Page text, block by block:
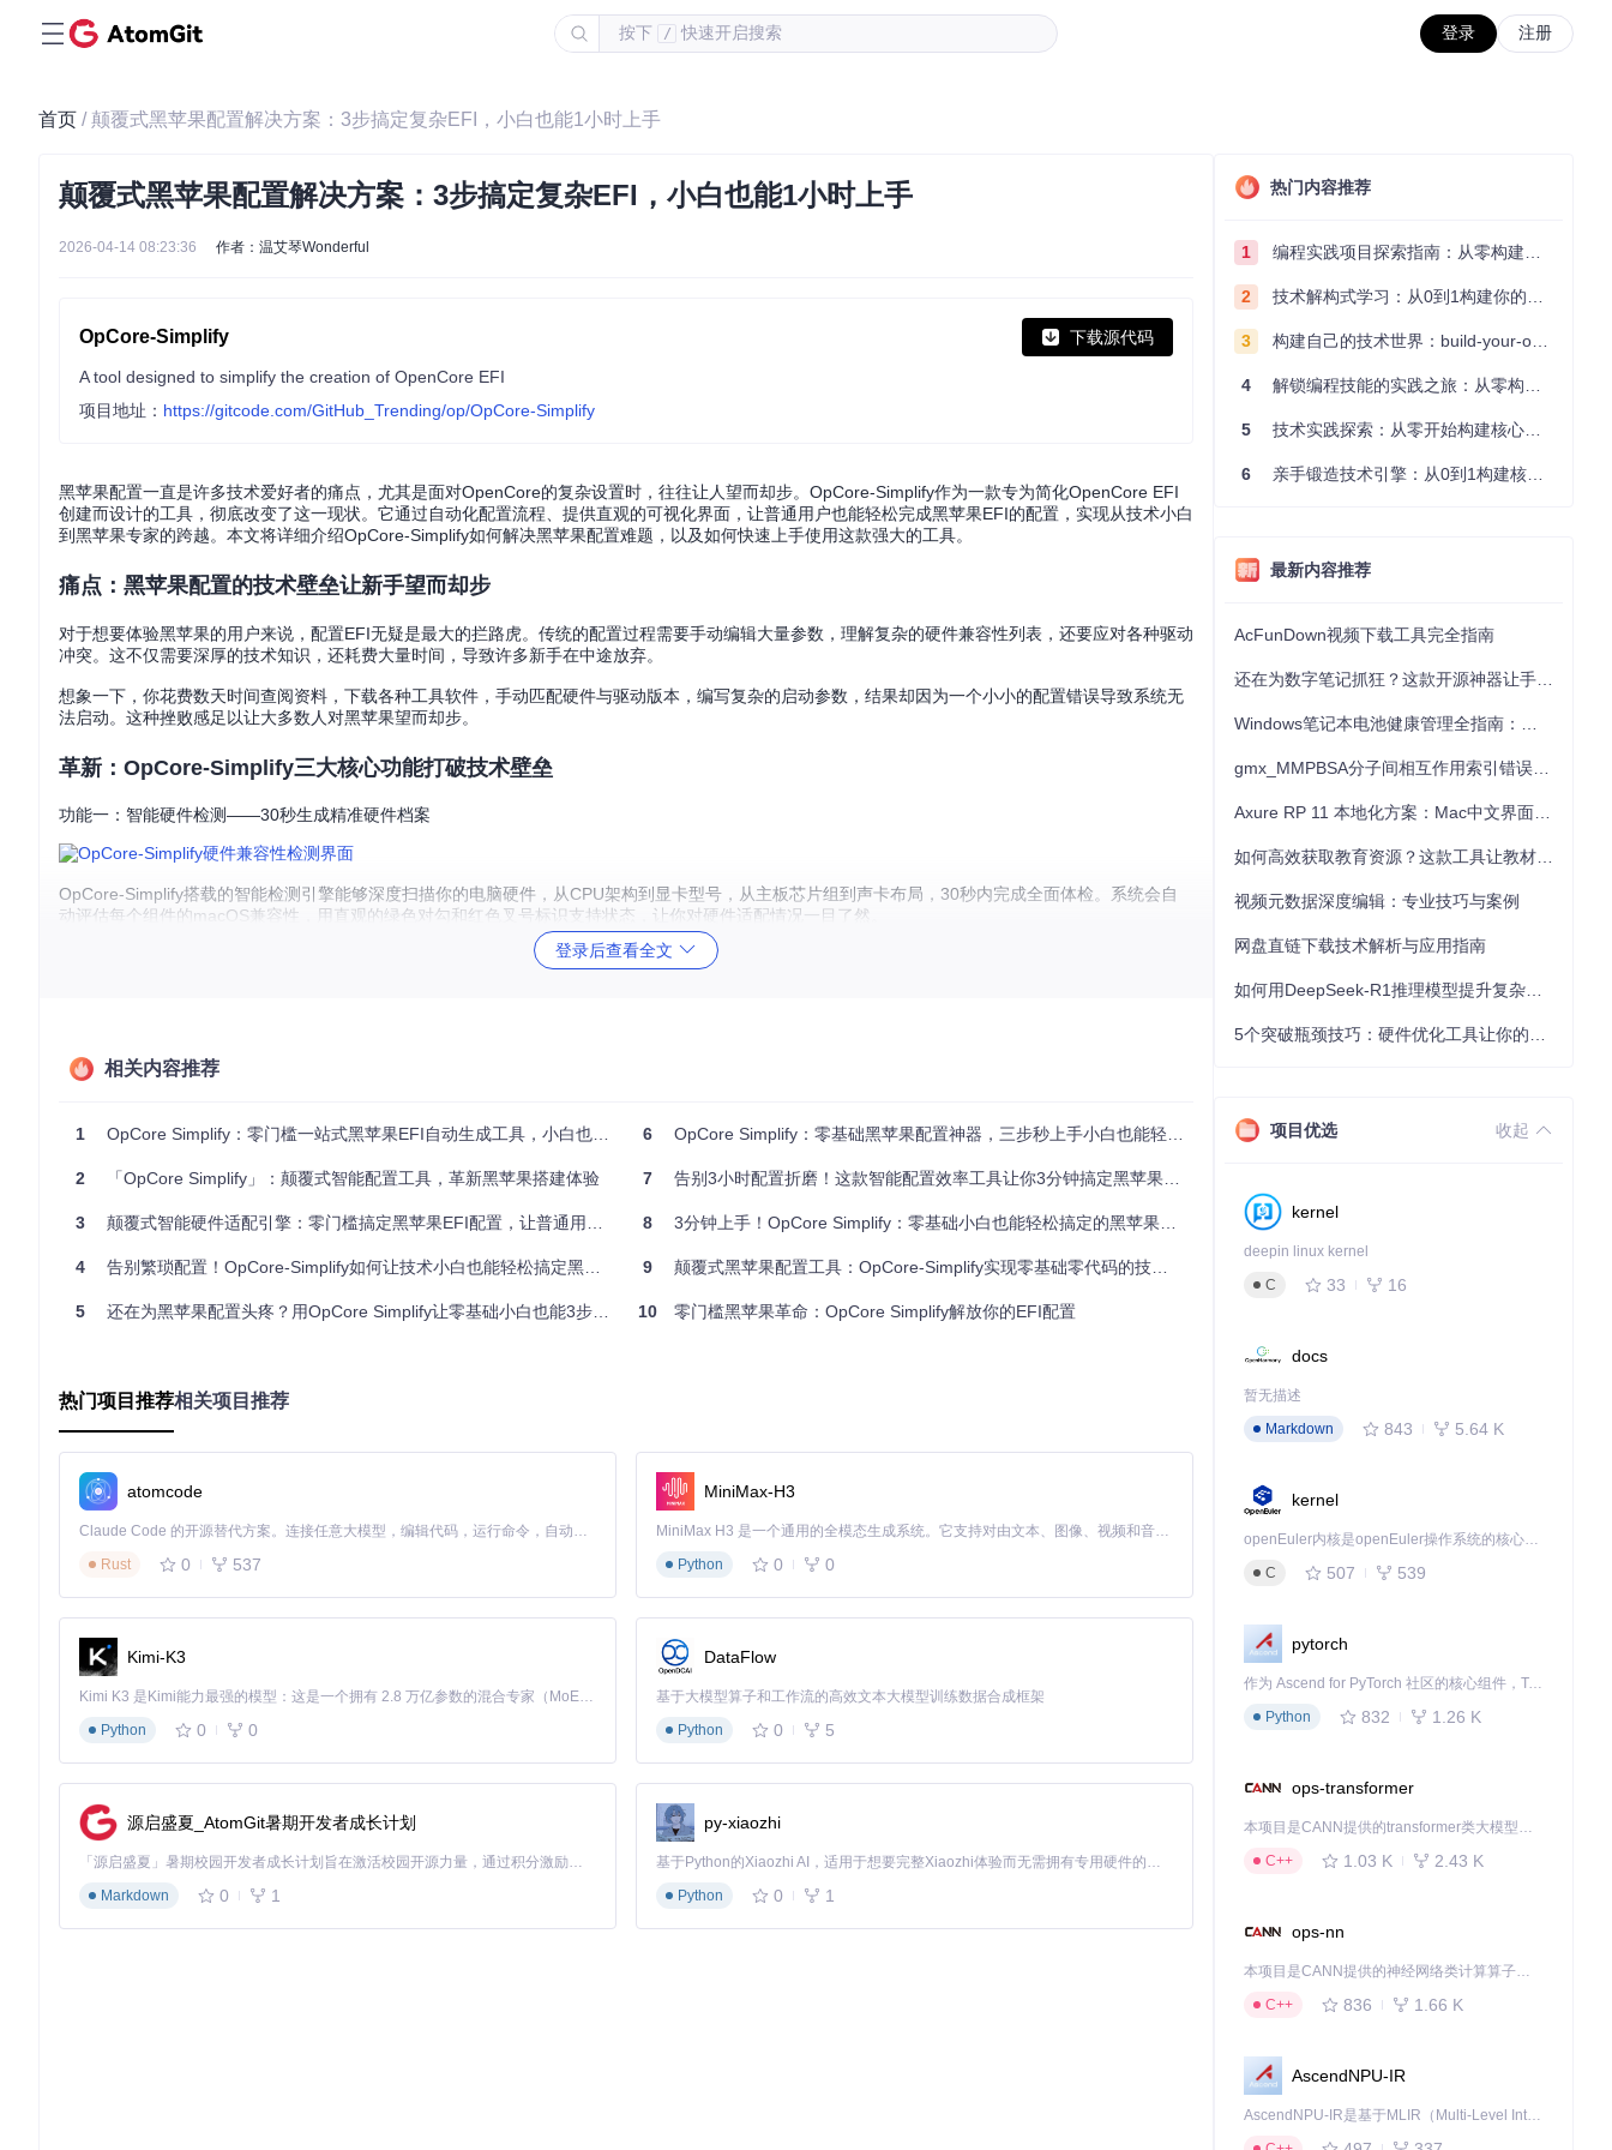
按下 / 快速开启搜索 登录 注册
首页 / 颠覆式黑苹果配置解决方案：3步搞定复杂EFI，小白也能1小时上手
颠覆式黑苹果配置解决方案：3步搞定复杂EFI，小白也能1小时上手
2026-04-14 08:23:36 作者：温艾琴Wonderful
OpCore-Simplify 下载源代码
A tool designed to simplify the creation of OpenCore EFI
项目地址： https://gitcode.com/GitHub_Trending/op/OpCore-Simplify
黑苹果配置一直是许多技术爱好者的痛点，尤其是面对OpenCore的复杂设置时，往往让人望而却步。OpCore-Simplify作为一款专为简化OpenCore EFI
创建而设计的工具，彻底改变了这一现状。它通过自动化配置流程、提供直观的可视化界面，让普通用户也能轻松完成黑苹果EFI的配置，实现从技术小白
到黑苹果专家的跨越。本文将详细介绍OpCore-Simplify如何解决黑苹果配置难题，以及如何快速上手使用这款强大的工具。
痛点：黑苹果配置的技术壁垒让新手望而却步
对于想要体验黑苹果的用户来说，配置EFI无疑是最大的拦路虎。传统的配置过程需要手动编辑大量参数，理解复杂的硬件兼容性列表，还要应对各种驱动
冲突。这不仅需要深厚的技术知识，还耗费大量时间，导致许多新手在中途放弃。
想象一下，你花费数天时间查阅资料，下载各种工具软件，手动匹配硬件与驱动版本，编写复杂的启动参数，结果却因为一个小小的配置错误导致系统无
法启动。这种挫败感足以让大多数人对黑苹果望而却步。
革新：OpCore-Simplify三大核心功能打破技术壁垒
功能一：智能硬件检测——30秒生成精准硬件档案
OpCore-Simplify搭载的智能检测引擎能够深度扫描你的电脑硬件，从CPU架构到显卡型号，从主板芯片组到声卡布局，30秒内完成全面体检。系统会自
动评估每个组件的macOS兼容性，用直观的绿色对勾和红色叉号标识支持状态，让你对硬件适配情况一目了然。
无论你使用的是Intel最新的Arrow Lake处理器、AMD Ryzen系列，还是NVIDIA/AMD/Intel的显卡，工具都能精准识别并给出兼容性报告。特别值得一提的
PU的电源管理方案。每个设置项都配有详细的tooltip说明，让你在配置过程中同时学习黑苹果知识。
功能三：一键EFI生成——从检测到启动全程自动化
完成配置后，只需点击"Build OpenCore EFI"按钮，工具将自动完成以下所有步骤：下载最新版OpenCore引导程序、获取匹配的内核扩展文件、应用优化
补丁、生成配置文件，并最终创建可直接用于启动的EFI分区镜像——整个过程不超过5分钟，且全程可视化。
实践：三步开启你的黑苹果之旅
准备工作
操作系统：Windows 10/11、macOS 10.14+或主流Linux发行版
网络环境：稳定的互联网连接
核心步骤
获取工具包：
安装必要依赖：
登录后查看全文
相关内容推荐
1 OpCore Simplify：零门槛一站式黑苹果EFI自动生成工具，小白也能轻松搞定OpenCore配置
2 「OpCore Simplify」：颠覆式智能配置工具，革新黑苹果搭建体验
3 颠覆式智能硬件适配引擎：零门槛搞定黑苹果EFI配置，让普通用户也能轻松体验macOS
4 告别繁琐配置！OpCore-Simplify如何让技术小白也能轻松搞定黑苹果EFI
5 还在为黑苹果配置头疼？用OpCore Simplify让零基础小白也能3步搞定EFI
6 OpCore Simplify：零基础黑苹果配置神器，三步秒上手小白也能轻松搞定
7 告别3小时配置折磨！这款智能配置效率工具让你3分钟搞定黑苹果EFI
8 3分钟上手！OpCore Simplify：零基础小白也能轻松搞定的黑苹果配置神器
9 颠覆式黑苹果配置工具：OpCore-Simplify实现零基础零代码的技术平权革命
10 零门槛黑苹果革命：OpCore Simplify解放你的EFI配置
热门项目推荐相关项目推荐
atomcode
Claude Code 的开源替代方案。连接任意大模型，编辑代码，运行命令，自动验证 — 全自动执行。用 Rust 构建，极致性能。 ｜ An open-source alternative to Claude Code. Connect any LLM, edit code, run commands, and verify changes — autonomously. Built in Rust for speed. Get Started
Rust
0 537
MiniMax-H3
MiniMax H3 是一个通用的全模态生成系统。它支持对由文本、图像、视频和音频组成的多模态上下文进行统一理解，并能生成分辨率高达 2K、时长可达 15 秒的带原生立体声音频的视频。得益于面向任务泛化的系统设计，H3 在预训练阶段就已具备广泛的多模态上下文理解与生成能力，能够出色地执行复杂的多模态指令。
Python
0 0
Kimi-K3
Kimi K3 是Kimi能力最强的模型：这是一个拥有 2.8 万亿参数的混合专家（MoE）模型，具备原生视觉理解能力，并支持 100 万 token 的上下文窗口。
Python
0 0
DataFlow
基于大模型算子和工作流的高效文本大模型训练数据合成框架
Python
0 5
源启盛夏_AtomGit暑期开发者成长计划
「源启盛夏」暑期校园开发者成长计划旨在激活校园开源力量，通过积分激励、认证扶持、资源倾斜等形式，引导高校组织和开发者完成「入驻 — 建项目 — 做贡献 — 获认证 — 得资源」的完整闭环。无论你是想带领社团入驻平台的组织者，还是希望用代码贡献证明自己的开发者，都能在这里找到属于你的成长路径。
Markdown
0 1
py-xiaozhi
基于Python的Xiaozhi AI，适用于想要完整Xiaozhi体验而无需拥有专用硬件的用户。
Python
0 1
热门内容推荐
1 编程实践项目探索指南：从零构建技术能力体系
2 技术解构式学习：从0到1构建你的编程知识体系
3 构建自己的技术世界：build-your-own-x项目的实践探索指南
4 解锁编程技能的实践之旅：从零构建你的技术世界
5 技术实践探索：从零开始构建核心系统的实践指南
6 亲手锻造技术引擎：从0到1构建核心系统的实践指南
最新内容推荐
AcFunDown视频下载工具完全指南
视频元数据深度编辑：专业技巧与案例
网盘直链下载技术解析与应用指南
项目优选 收起
kernel
deepin linux kernel
C
33 16
docs
暂无描述
Markdown
843 5.64 K
kernel
openEuler内核是openEuler操作系统的核心，既是系统性能与稳定性的基石，也是连接处理器、设备与服务的桥梁。
C
507 539
pytorch
作为 Ascend for PyTorch 社区的核心组件，TorchNPU 是昇腾专为 PyTorch 打造的深度学习适配插件，使 PyTorch 框架能够直接调用昇腾 NPU，为开发者提供昇腾 AI 处理器的超强算力。
Python
832 1.26 K
ops-transformer
本项目是CANN提供的transformer类大模型算子库，实现网络在NPU上加速计算。
C++
1.03 K 2.43 K
ops-nn
本项目是CANN提供的神经网络类计算算子库，实现网络在NPU上加速计算。
C++
836 1.66 K
AscendNPU-IR
AscendNPU-IR是基于MLIR（Multi-Level Intermediate Representation）构建的，面向昇腾亲和算子编译时使用的中间表示，提供昇腾完备表达能力，通过编译优化提升昇腾AI处理器计算效率，支持通过生态框架使能昇腾AI处理器与深度调优